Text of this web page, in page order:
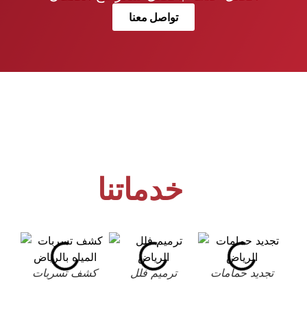
تواصل معنا
خدماتنا
كشف تسربات ترميم فلل تجديد حمامات